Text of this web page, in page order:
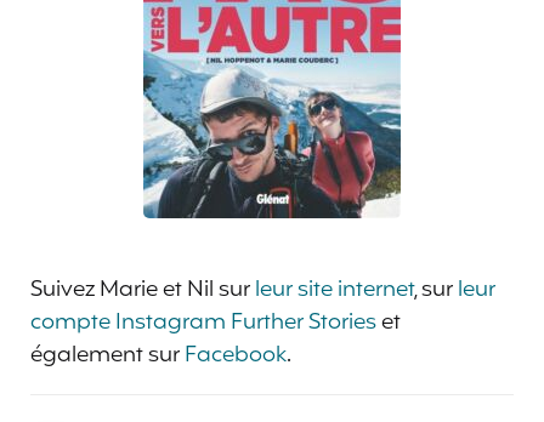
Suivez Marie et Nil surleur site internet, surleur
compte Instagram Further Storieset
également surFacebook.